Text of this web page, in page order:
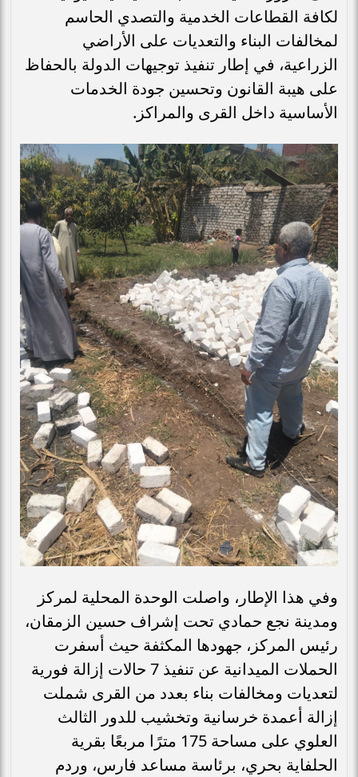
لكافة القطاعات الخدمية والتصدي الحاسم
لمخالفات البناء والتعديات على الأراضي
الزراعية، في إطار تنفيذ توجيهات الدولة بالحفاظ
على هيبة القانون وتحسين جودة الخدمات
الأساسية داخل القرى والمراكز.
وفي هذا الإطار، واصلت الوحدة المحلية لمركز
ومدينة نجع حمادي تحت إشراف حسين الزمقان،
رئيس المركز، جهودها المكثفة حيث أسفرت
الحملات الميدانية عن تنفيذ 7 حالات إزالة فورية
لتعديات ومخالفات بناء بعدد من القرى شملت
إزالة أعمدة خرسانية وتخشيب للدور الثالث
العلوي على مساحة 175 مترًا مربعًا بقرية
الحلفاية بحري، برئاسة مساعد فارس، وردم